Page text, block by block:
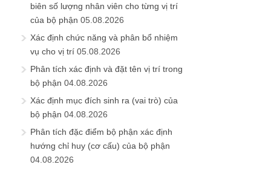
biên số lượng nhân viên cho từng vị trí
của bộ phận 05.08.2026
Xác định chức năng và phân bổ nhiệm
vụ cho vị trí 05.08.2026
Phân tích xác định và đặt tên vị trí trong
bộ phận 04.08.2026
Xác định mục đích sinh ra (vai trò) của
bộ phận 04.08.2026
Phân tích đặc điểm bộ phận xác định
hướng chỉ huy (cơ cấu) của bộ phận
04.08.2026